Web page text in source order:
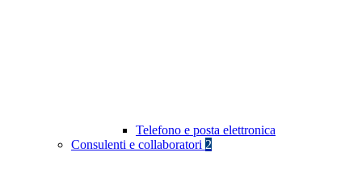
Telefono e posta elettronica
Consulenti e collaboratori 2